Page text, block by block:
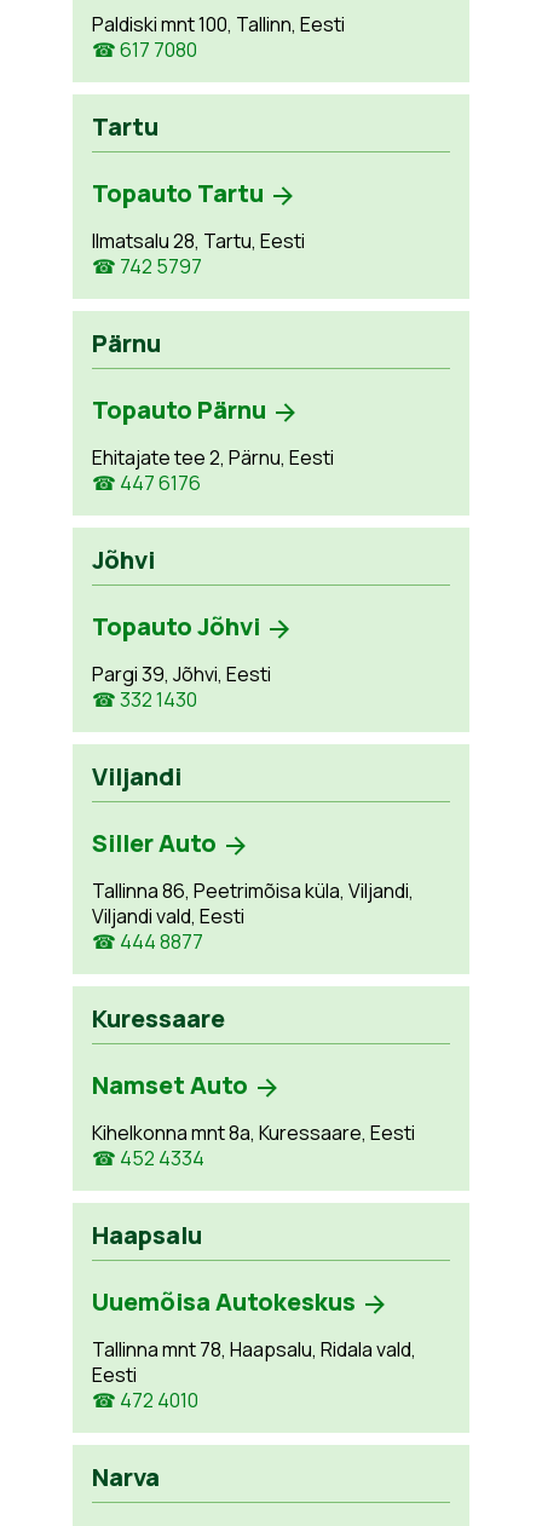
Paldiski mnt 100, Tallinn, Eesti
☎ 617 7080
Tartu
Topauto Tartu
Ilmatsalu 28, Tartu, Eesti
☎ 742 5797
Pärnu
Topauto Pärnu
Ehitajate tee 2, Pärnu, Eesti
☎ 447 6176
Jõhvi
Topauto Jõhvi
Pargi 39, Jõhvi, Eesti
☎ 332 1430
Viljandi
Siller Auto
Tallinna 86, Peetrimõisa küla, Viljandi,
Viljandi vald, Eesti
☎ 444 8877
Kuressaare
Namset Auto
Kihelkonna mnt 8a, Kuressaare, Eesti
☎ 452 4334
Haapsalu
Uuemõisa Autokeskus
Tallinna mnt 78, Haapsalu, Ridala vald,
Eesti
☎ 472 4010
Narva